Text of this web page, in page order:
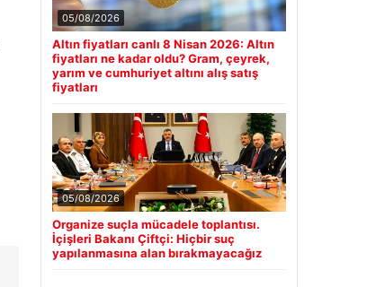
05/08/2026
Altın fiyatları canlı 8 Nisan 2026: Altın
fiyatları ne kadar oldu? Gram, çeyrek,
yarım ve cumhuriyet altını alış satış
fiyatları
05/08/2026
Organize suçla mücadele toplantısı.
İçişleri Bakanı Çiftçi: Hiçbir suç
yapılanmasına alan bırakmayacağız